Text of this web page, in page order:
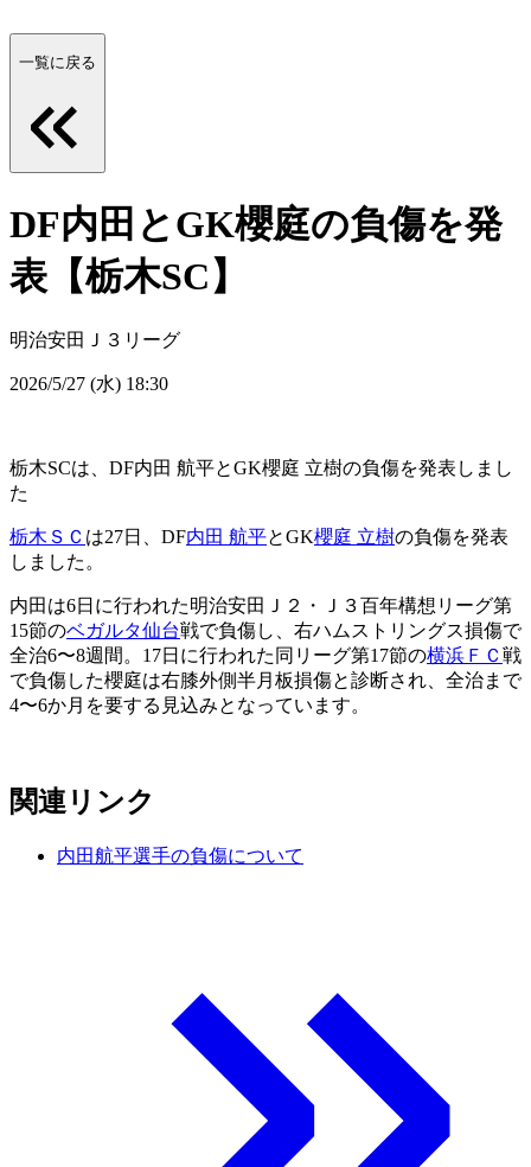
一覧に戻る
DF内田とGK櫻庭の負傷を発
表【栃木SC】
明治安田Ｊ３リーグ
2026/5/27 (水) 18:30
栃木SCは、DF内田 航平とGK櫻庭 立樹の負傷を発表しまし
た
栃木ＳＣ は27日、DF内田 航平とGK櫻庭 立樹の負傷を発表
しました。
内田は6日に行われた明治安田Ｊ２・Ｊ３百年構想リーグ第
15節のベガルタ仙台戦で負傷し、右ハムストリングス損傷で
全治6〜8週間。17日に行われた同リーグ第17節の横浜ＦＣ 戦
で負傷した櫻庭は右膝外側半月板損傷と診断され、全治まで
4〜6か月を要する見込みとなっています。
関連リンク
内田航平選手の負傷について